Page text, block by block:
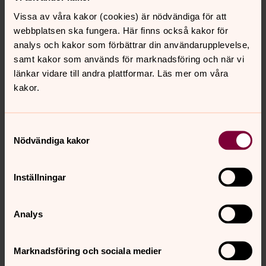
Vissa av våra kakor (cookies) är nödvändiga för att
webbplatsen ska fungera. Här finns också kakor för
analys och kakor som förbättrar din användarupplevelse,
samt kakor som används för marknadsföring och när vi
länkar vidare till andra plattformar. Läs mer om våra
kakor.
Nödvändiga kakor
Inställningar
Analys
Marknadsföring och sociala medier
viessommáhttelisvuodav Jesusa baktu.
ÅRROT KRISTUS NUPPIJDA
Dat nubbe friddjavuohta majt ristagis ulmusj adná la
aktij dajna at sån jáhko baktu oadtju oasev Kristusa
gieresvuodas, miejnni Luther. Kristusa gieresvuohta
båktå hálov sunji viessot degu Jubmel sihtá. Jubmel
ulmusj oadtju danen friddjavuodav jáhko baktu adnet
gieres vuogev suv guojmmeulmutjijda. Sån sihtá ja
oadtju årrot Kristus iehtjádijda. Sån gähttjal viehkedit
nuppijt, ij dan diehti at Jubmel galggá suttalussjat ja
farra dan diehti at Jubmel vaddá sunji dav jáhko baktu.
Dat gieresvuohta majt sån oadtju Jubmelis sjaddá
vuosstáj